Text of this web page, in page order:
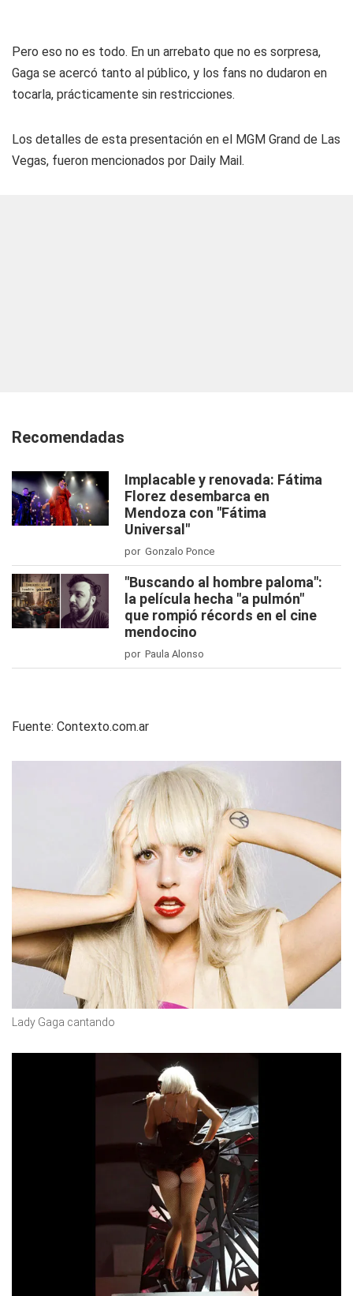
Pero eso no es todo. En un arrebato que no es sorpresa,
Gaga se acercó tanto al público, y los fans no dudaron en
tocarla, prácticamente sin restricciones.
Los detalles de esta presentación en el MGM Grand de Las
Vegas, fueron mencionados por Daily Mail.
Recomendadas
Implacable y renovada: Fátima
Florez desembarca en
Mendoza con "Fátima
Universal"
por Gonzalo Ponce
"Buscando al hombre paloma":
la película hecha "a pulmón"
que rompió récords en el cine
mendocino
por Paula Alonso
Fuente: Contexto.com.ar
Lady Gaga cantando